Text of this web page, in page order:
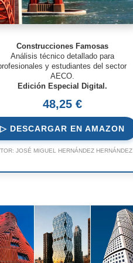
Construcciones Famosas
Análisis técnico detallado para
y estudiantes del sector
AECO.
Edición Especial Digital.
48,25 €
▷ DESCARGAR EN AMAZON
JOSÉ MIGUEL HERNÁNDEZ HERNÁNDEZ